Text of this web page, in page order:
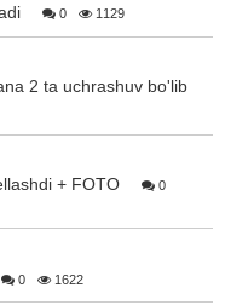
0 1129
2 ta uchrashuv bo'lib
+ FOTO
0
0 1622